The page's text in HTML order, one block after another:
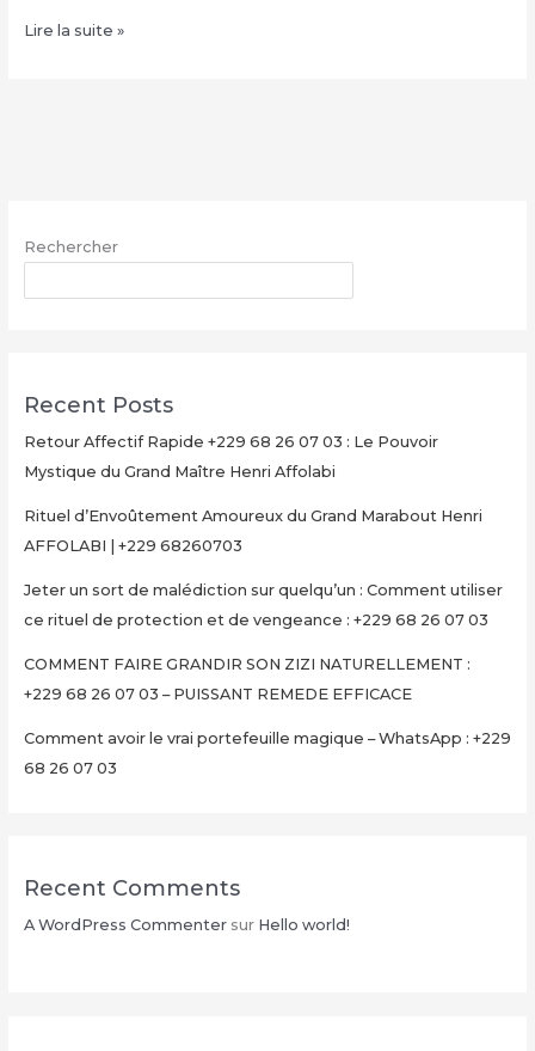
Comment
:
68
Lire la suite »
Rechercher
Recent Posts
Retour Affectif Rapide +229 68 26 07 03 : Le Pouvoir
Mystique du Grand Maître Henri Affolabi
Rituel d’Envoûtement Amoureux du Grand Marabout Henri
AFFOLABI | +229 68260703
Jeter un sort de malédiction sur quelqu’un : Comment utiliser
ce rituel de protection et de vengeance : +229 68 26 07 03
COMMENT FAIRE GRANDIR SON ZIZI NATURELLEMENT :
+229 68 26 07 03 – PUISSANT REMEDE EFFICACE
Comment avoir le vrai portefeuille magique – WhatsApp : +229
68 26 07 03
Recent Comments
A WordPress Commentersur Hello world!